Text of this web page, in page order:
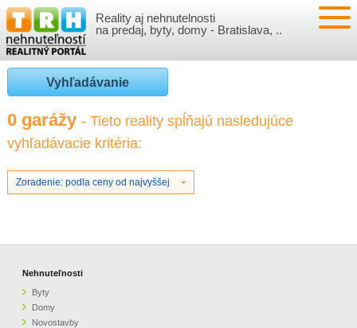
Reality aj nehnutelnosti
na predaj, byty, domy - Bratislava, ..
NEHNUTEĽNOSTI
BYTY
NOVOSTAVBY
NEBYTOVÉ PRIESTORY
GARÁŽE
VLOŽIŤ NEHNUTEĽNOSTI
PRIHLÁSENIE
REGISTRÁCIA
VÝVOJ CIEN REALÍT
ČLÁNKY O REALITÁCH
Vyhľadávanie
0 garážy - Tieto reality spĺňajú nasledujúce
vyhľadávacie kritéria:
Zoradenie: podla ceny od najvyššej
Nehnuteľnosti
Byty
Domy
Novostavby